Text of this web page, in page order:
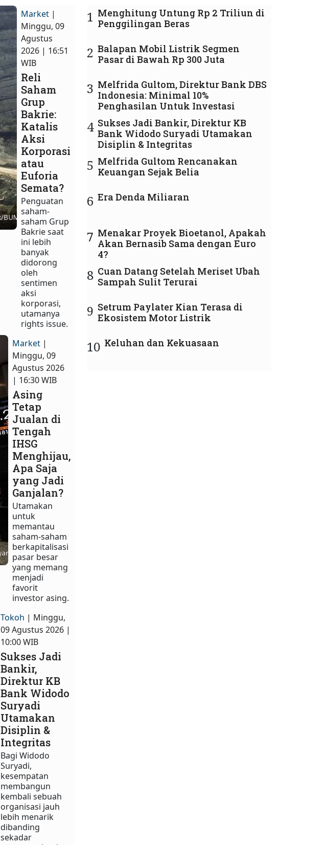
Market |
Minggu, 09
Agustus
2026 | 16:51
WIB
Reli
Saham
Grup
Bakrie:
Katalis
Aksi
Korporasi
atau
Euforia
Semata?
Penguatan
saham-
saham Grup
Bakrie saat
ini lebih
banyak
didorong
oleh
sentimen
aksi
korporasi,
utamanya
rights issue.
Market |
Minggu, 09
Agustus 2026
| 16:30 WIB
Asing
Tetap
Jualan di
Tengah
IHSG
Menghijau,
Apa Saja
yang Jadi
Ganjalan?
Utamakan
untuk
memantau
saham-saham
berkapitalisasi
pasar besar
yang memang
menjadi
favorit
investor asing.
Tokoh | Minggu,
09 Agustus 2026 |
10:00 WIB
Sukses Jadi
Bankir,
Direktur KB
Bank Widodo
Suryadi
Utamakan
Disiplin &
Integritas
Bagi Widodo
Suryadi,
kesempatan
membangun
kembali sebuah
organisasi jauh
lebih menarik
dibanding
sekadar
1 Menghitung Untung Rp 2 Triliun di
Penggilingan Beras
2 Balapan Mobil Listrik Segmen
Pasar di Bawah Rp 300 Juta
3 Melfrida Gultom, Direktur Bank DBS
Indonesia: Minimal 10%
Penghasilan Untuk Investasi
4 Sukses Jadi Bankir, Direktur KB
Bank Widodo Suryadi Utamakan
Disiplin & Integritas
5 Melfrida Gultom Rencanakan
Keuangan Sejak Belia
6 Era Denda Miliaran
7 Menakar Proyek Bioetanol, Apakah
Akan Bernasib Sama dengan Euro
4?
8 Cuan Datang Setelah Meriset Ubah
Sampah Sulit Terurai
9 Setrum Paylater Kian Terasa di
Ekosistem Motor Listrik
10 Keluhan dan Kekuasaan